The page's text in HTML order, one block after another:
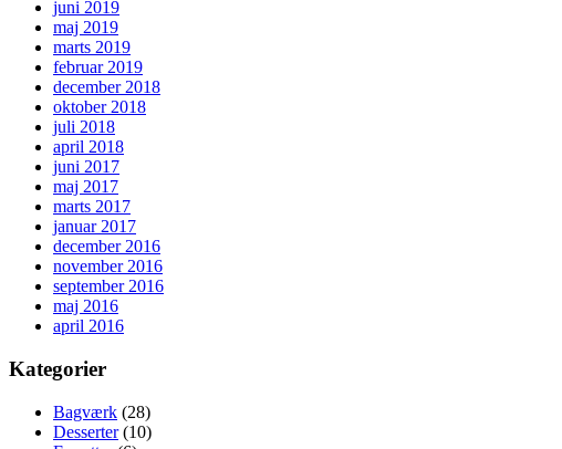
juni 2019
maj 2019
marts 2019
februar 2019
december 2018
oktober 2018
juli 2018
april 2018
juni 2017
maj 2017
marts 2017
januar 2017
december 2016
november 2016
september 2016
maj 2016
april 2016
Kategorier
Bagværk (28)
Desserter(10)